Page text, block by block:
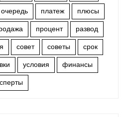
очередь платеж
плюсы
процент
развод
совет советы
срок
условия
финансы